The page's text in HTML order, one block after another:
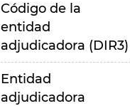
Código de la
entidad
adjudicadora (DIR3)
Entidad
adjudicadora